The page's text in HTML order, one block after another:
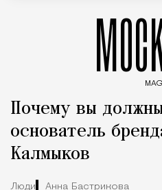
MAG
Почему вы
основатель
Калмыков
Люди Анна Бастрикова